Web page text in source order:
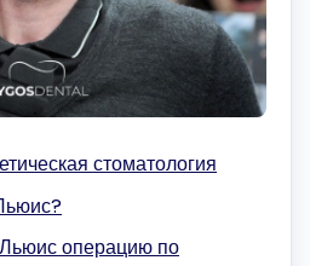
стоматология
операцию по